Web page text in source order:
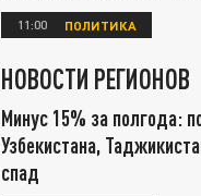
11:00 ПОЛИТИКА
НОВОСТИ РЕГИОНОВ
Минус 15% за полгода:
Узбекистана,
спад